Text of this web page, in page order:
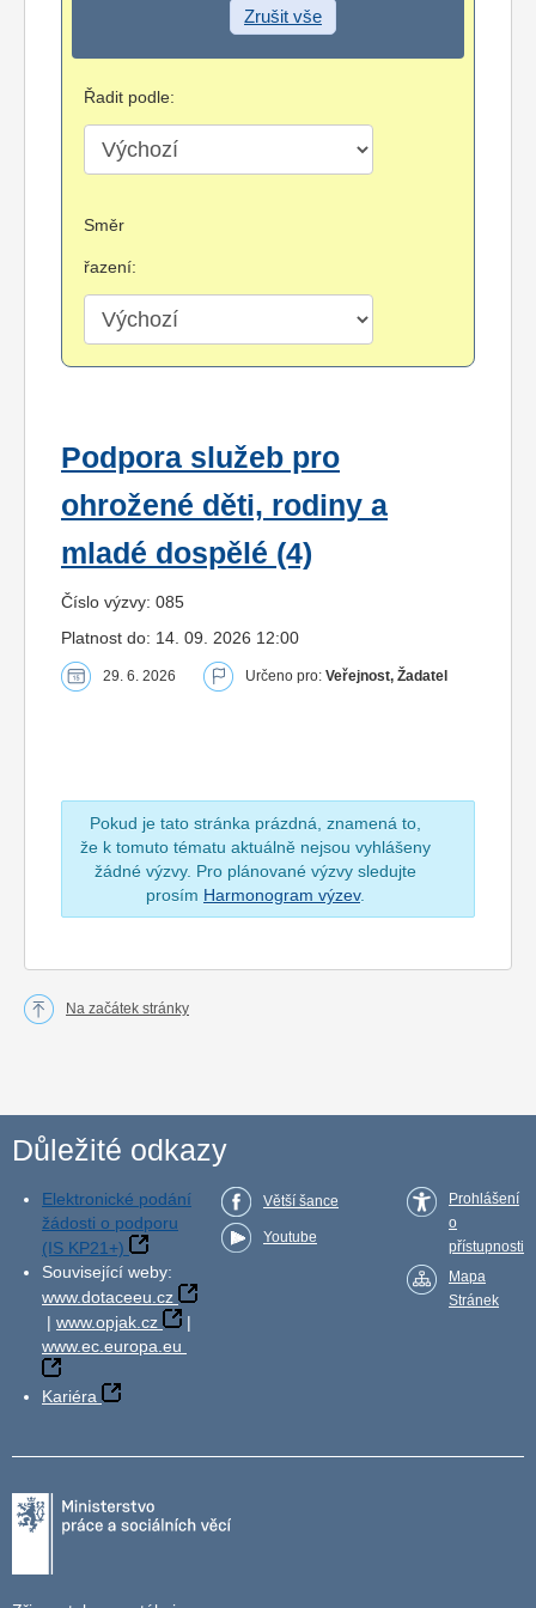
Zrušit vše
Řadit podle:
Směr
řazení:
Podpora služeb pro
ohrožené děti, rodiny a
mladé dospělé (4)
Číslo výzvy: 085
Platnost do: 14. 09. 2026 12:00
29. 6. 2026 Určeno pro: Veřejnost, Žadatel
Pokud je tato stránka prázdná, znamená to,
že k tomuto tématu aktuálně nejsou vyhlášeny
žádné výzvy. Pro plánované výzvy sledujte
prosím Harmonogram výzev.
Na začátek stránky
Důležité odkazy
Elektronické podání
žádosti o podporu
(IS KP21+)
Související weby:
www.dotaceeu.cz
| www.opjak.cz
|
www.ec.europa.eu
Kariéra
Větší šance
Youtube
Prohlášení
o
přístupnosti
Mapa
Stránek